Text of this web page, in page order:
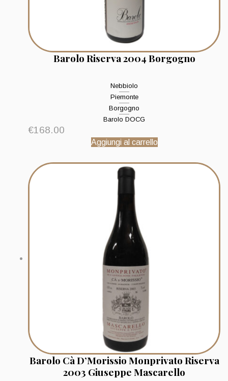
Barolo Riserva 2004 Borgogno
Nebbiolo
Piemonte
Borgogno
Barolo DOCG
€168.00
Aggiungi al carrello
Barolo Cà D’Morissio Monprivato Riserva
2003 Giuseppe Mascarello